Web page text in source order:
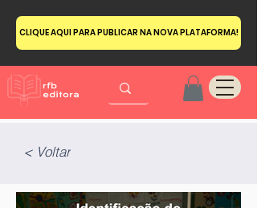
CLIQUE AQUI PARA PUBLICAR NA NOVA PLATAFORMA!
< Voltar